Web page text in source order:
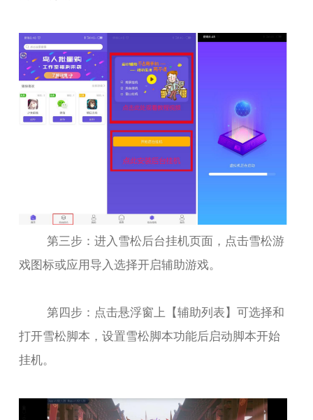
第三步：进入雪松后台挂机页面，点击雪松游
戏图标或应用导入选择开启辅助游戏。
第四步：点击悬浮窗上【辅助列表】可选择和
打开雪松脚本，设置雪松脚本功能后启动脚本开始
挂机。